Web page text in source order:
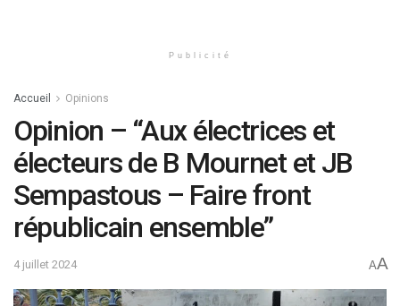
Publicité
Accueil Opinions
Opinion – “Aux électrices et
électeurs de B Mournet et JB
Sempastous – Faire front
républicain ensemble”
4 juillet 2024 AA